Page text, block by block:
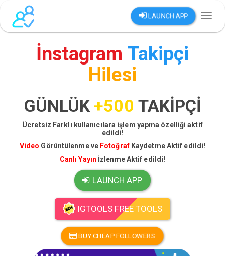
LAUNCH APP
İnstagram Takipçi
Hilesi
GÜNLÜK +500 TAKİPÇİ
Ücretsiz Farklı kullanıcılara işlem yapma özelliği aktif
edildi!
Video Görüntülenme ve Fotoğraf Kaydetme Aktif edildi!
Canlı Yayın İzlenme Aktif edildi!
LAUNCH APP
IGTOOLS FREE TOOLS
BUY CHEAP FOLLOWERS